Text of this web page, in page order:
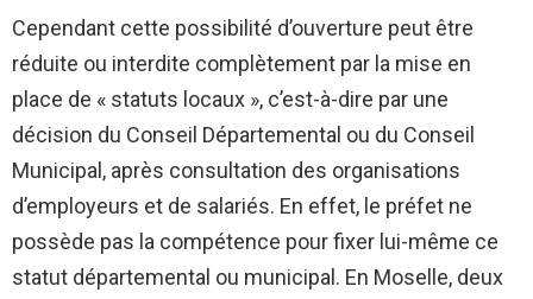
Cependant cette possibilité d’ouverture peut être
réduite ou interdite complètement par la mise en
place de « statuts locaux », c’est-à-dire par une
décision du Conseil Départemental ou du Conseil
Municipal, après consultation des organisations
d’employeurs et de salariés. En effet, le préfet ne
possède pas la compétence pour fixer lui-même ce
statut départemental ou municipal. En Moselle, deux